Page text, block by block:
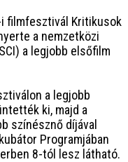
filmfesztivál Kritikusok
a nemzetközi
a legjobb elsőfilm
a legjobb
ki, majd a
színésznő díjával
Programjában
8-tól lesz látható.